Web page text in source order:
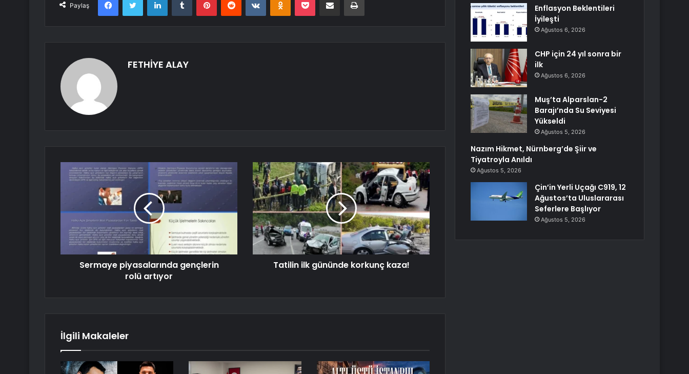
Paylaş
FETHİYE ALAY
Sermaye piyasalarında gençlerin
rolü artıyor
Tatilin ilk gününde korkunç kaza!
İlgili Makaleler
Enflasyon Beklentileri
İyileşti
Ağustos 6, 2026
CHP için 24 yıl sonra bir
ilk
Ağustos 6, 2026
Muş’ta Alparslan-2
Barajı’nda Su Seviyesi
Yükseldi
Ağustos 5, 2026
Nazım Hikmet, Nürnberg’de Şiir ve
Tiyatroyla Anıldı
Ağustos 5, 2026
Çin’in Yerli Uçağı C919, 12
Ağustos’ta Uluslararası
Seferlere Başlıyor
Ağustos 5, 2026